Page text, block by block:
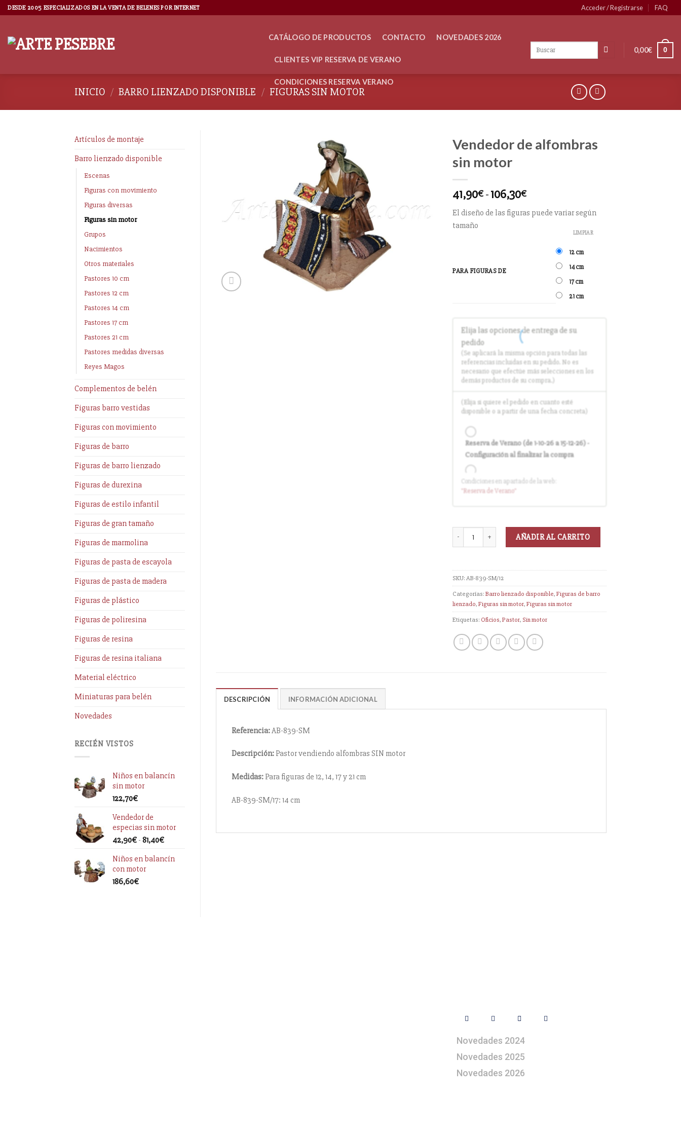
DESDE 2005 ESPECIALIZADOS EN LA VENTA DE BELENES POR INTERNET Acceder / Registrarse FAQ
CATÁLOGO DE PRODUCTOS CONTACTO NOVEDADES 2026
CLIENTES VIP RESERVA DE VERANO
CONDICIONES RESERVA VERANO
0,00€ 0
INICIO / BARRO LIENZADO DISPONIBLE / FIGURAS SIN MOTOR
Artículos de montaje
Barro lienzado disponible
Escenas
Figuras con movimiento
Figuras diversas
Figuras sin motor
Grupos
Nacimientos
Otros materiales
Pastores 10 cm
Pastores 12 cm
Pastores 14 cm
Pastores 17 cm
Pastores 21 cm
Pastores medidas diversas
Reyes Magos
Complementos de belén
Figuras barro vestidas
Figuras con movimiento
Figuras de barro
Figuras de barro lienzado
Figuras de durexina
Figuras de estilo infantil
Figuras de gran tamaño
Figuras de marmolina
Figuras de pasta de escayola
Figuras de pasta de madera
Figuras de plástico
Figuras de poliresina
Figuras de resina
Figuras de resina italiana
Material eléctrico
Miniaturas para belén
Novedades
RECIÉN VISTOS
Niños en balancín
sin motor
122,70€
Vendedor de
especias sin motor
42,90€ - 81,40€
Niños en balancín
con motor
186,60€
Vendedor de alfombras
sin motor
41,90€ -106,30€
El diseño de las figuras puede variar según
tamaño
PARA FIGURAS DE
12 cm
14 cm
17 cm
21 cm
LIMPIAR
Elija las opciones de entrega de su
pedido
(Se aplicará la misma opción para todas las
referencias incluidas en su pedido. No es
necesario que efectúe más selecciones en los
demás productos de su compra.)
(Elija si quiere el pedido en cuanto esté
disponible o a partir de una fecha concreta)
Reserva de Verano (de 1-10-26 a 15-12-26) -
Configuración al finalizar la compra
Entrega en cuanto el pedido esté
disponible (sin descuento)
Condiciones en apartado de la web:
"Reservade Verano"
AÑADIR AL CARRITO
SKU:AB-839-SM/12
Categorías:Barro lienzado disponible,Figuras de barro
lienzado,Figuras sin motor,Figuras sin motor
Etiquetas: Oficios,Pastor, Sin motor
DESCRIPCIÓN INFORMACIÓN ADICIONAL
Referencia:AB-839-SM
Descripción:Pastor vendiendo alfombras SIN motor
Medidas:Para figuras de 12, 14, 17 y 21 cm
AB-839-SM/17: 14 cm
Novedades 2024
Novedades 2025
Novedades 2026